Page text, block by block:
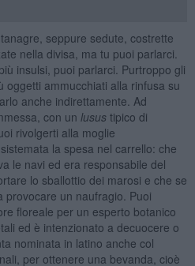
seppure sedute, costrette
nella divisa, ma tu puoi parlarci.
insulsi, puoi parlarci. Purtroppo gli
oggetti ammucchiati alla rinfusa su
anche indirettamente. Ad
con un lusustipico di
rivolgerti alla moglie
la spesa nel carrello: che
le navi ed era responsabile del
lo sballottio dei marosi e che se
provocare un naufragio. Puoi
floreale per un esperto botanico
ed è intenzionato a decuocere o
nominata in latino anche col
per ottenere una bevanda, cioè